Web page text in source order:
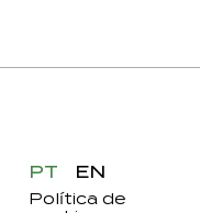
PT EN
Política de